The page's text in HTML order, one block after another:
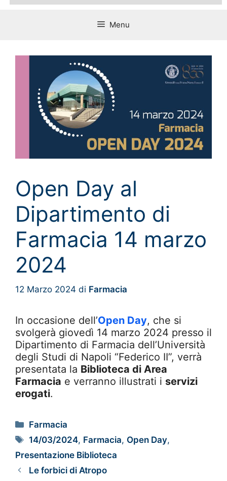
Menu
Open Day al
Dipartimento di
Farmacia 14 marzo
2024
12 Marzo 2024 di Farmacia
In occasione dell’Open Day, che si
svolgerà giovedì 14 marzo 2024 presso il
Dipartimento di Farmacia dell’Università
degli Studi di Napoli “Federico II”, verrà
presentata la Biblioteca di Area
Farmacia e verranno illustrati i servizi
erogati.
Farmacia
14/03/2024, Farmacia, Open Day,
Presentazione Biblioteca
Le forbici di Atropo